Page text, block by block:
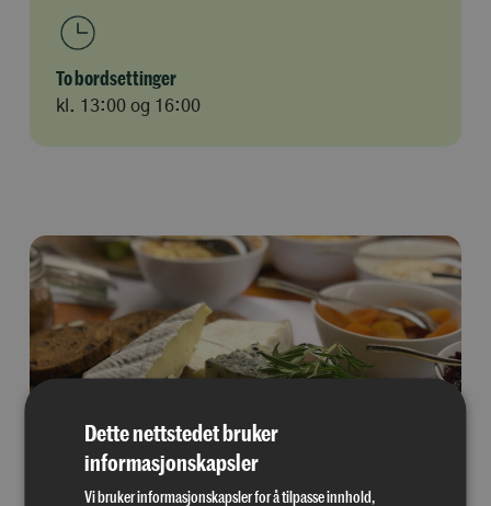
To bordsettinger
kl. 13:00 og 16:00
Buffeten byr på tradisjonelle juleretter, kalde og
Dette nettstedet bruker
informasjonskapsler
Vi bruker informasjonskapsler for å tilpasse innhold,